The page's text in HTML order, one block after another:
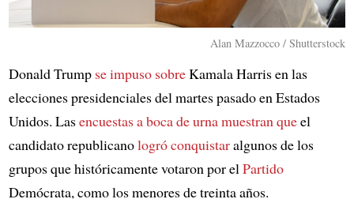
Alan Mazzocco / Shutterstock
Donald Trump se impuso sobreKamala Harris en las
elecciones presidenciales del martes pasado en Estados
Unidos. Lasencuestas a boca de urnamuestran queel
candidato republicanologró conquistaralgunos de los
grupos que históricamente votaron por el Partido
Demócrata, como los menores de treinta años.